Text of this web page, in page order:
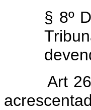
§ 8º
Art